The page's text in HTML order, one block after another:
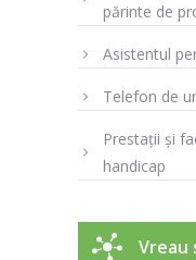
părinte de
Asistentul
Telefon de
Prestații și
handicap
Vreau